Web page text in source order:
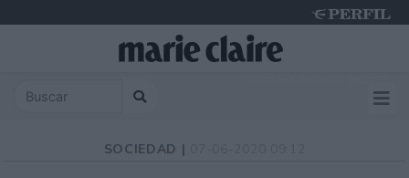
SOCIEDAD |